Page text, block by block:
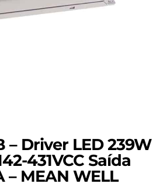
– Driver LED 239W
431VCC Saída
– MEAN WELL